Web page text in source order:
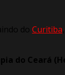
do Curitiba
do Ceará